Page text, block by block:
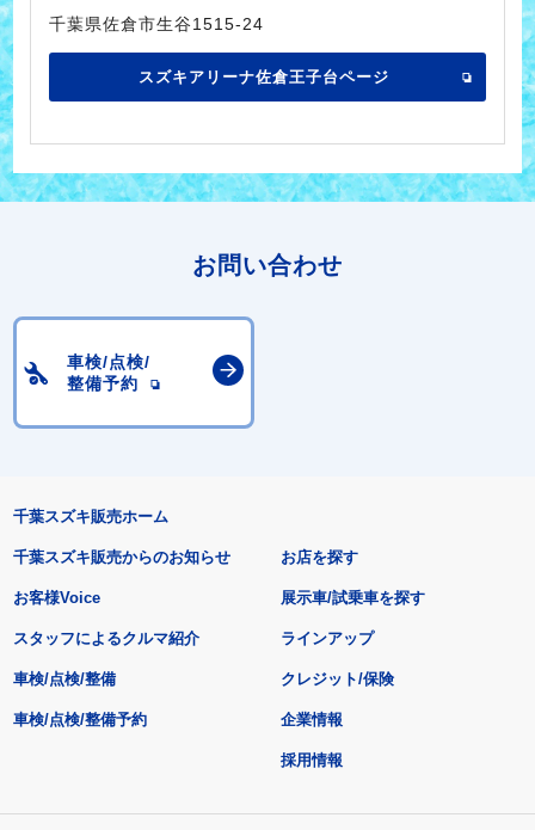
千葉県佐倉市生谷1515-24
スズキアリーナ佐倉王子台ページ
お問い合わせ
車検/点検/
整備予約
千葉スズキ販売ホーム
千葉スズキ販売からのお知らせ
お客様Voice
スタッフによるクルマ紹介
お店を探す
展示車/試乗車を探す
ラインアップ
車検/点検/整備 クレジット/保険
車検/点検/整備予約 企業情報
採用情報